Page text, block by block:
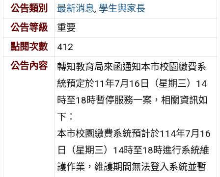
公告類別
最新消息, 學生與家長
公告等級
重要
點閱次數
412
公告內容
轉知教育局來函通知本市校園繳費系
統預定於11年7月16日（星期三）14
時至18時暫停服務一案，相關資訊如
下：
本市校園繳費系統預計於114年7月16
日（星期三）14時至18時進行系統維
護作業，維護期間無法登入系統並暫